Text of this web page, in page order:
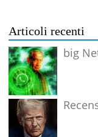
Articoli recenti
big